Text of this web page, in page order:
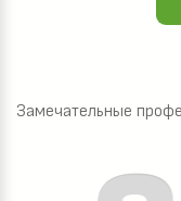
Замечательные